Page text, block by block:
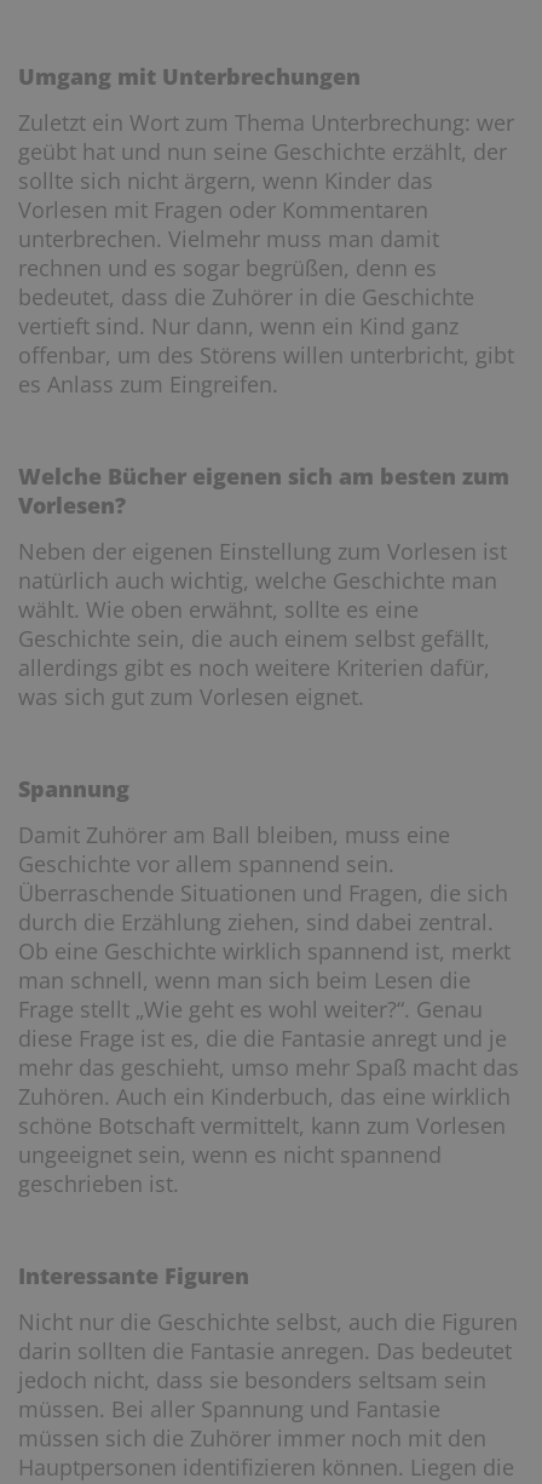
Umgang mit Unterbrechungen
Zuletzt ein Wort zum Thema Unterbrechung: wer
geübt hat und nun seine Geschichte erzählt, der
sollte sich nicht ärgern, wenn Kinder das
Vorlesen mit Fragen oder Kommentaren
unterbrechen. Vielmehr muss man damit
rechnen und es sogar begrüßen, denn es
bedeutet, dass die Zuhörer in die Geschichte
vertieft sind. Nur dann, wenn ein Kind ganz
offenbar, um des Störens willen unterbricht, gibt
es Anlass zum Eingreifen.
Welche Bücher eigenen sich am besten zum
Vorlesen?
Neben der eigenen Einstellung zum Vorlesen ist
natürlich auch wichtig, welche Geschichte man
wählt. Wie oben erwähnt, sollte es eine
Geschichte sein, die auch einem selbst gefällt,
allerdings gibt es noch weitere Kriterien dafür,
was sich gut zum Vorlesen eignet.
Spannung
Damit Zuhörer am Ball bleiben, muss eine
Geschichte vor allem spannend sein.
Überraschende Situationen und Fragen, die sich
durch die Erzählung ziehen, sind dabei zentral.
Ob eine Geschichte wirklich spannend ist, merkt
man schnell, wenn man sich beim Lesen die
Frage stellt „Wie geht es wohl weiter?“. Genau
diese Frage ist es, die die Fantasie anregt und je
mehr das geschieht, umso mehr Spaß macht das
Zuhören. Auch ein Kinderbuch, das eine wirklich
schöne Botschaft vermittelt, kann zum Vorlesen
ungeeignet sein, wenn es nicht spannend
geschrieben ist.
Interessante Figuren
Nicht nur die Geschichte selbst, auch die Figuren
darin sollten die Fantasie anregen. Das bedeutet
jedoch nicht, dass sie besonders seltsam sein
müssen. Bei aller Spannung und Fantasie
müssen sich die Zuhörer immer noch mit den
Hauptpersonen identifizieren können. Liegen die